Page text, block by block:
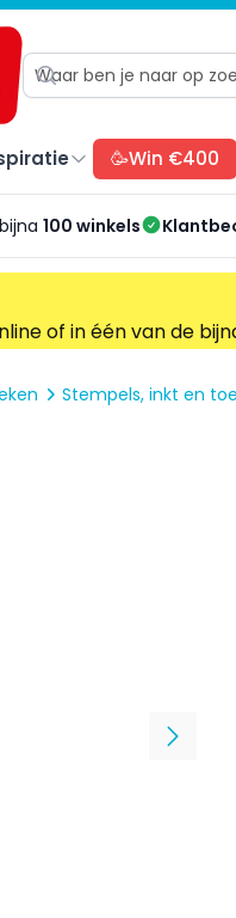
🥳Win €400
100 winkels
of in één van de
Stempels, inkt en